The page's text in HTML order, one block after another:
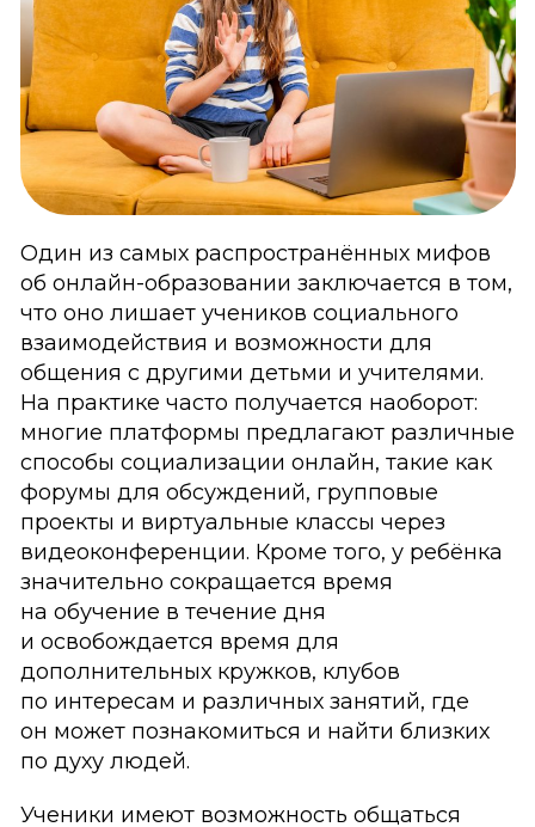
Один из самых распространённых мифов
об онлайн-образовании заключается в том,
что оно лишает учеников социального
взаимодействия и возможности для
общения с другими детьми и учителями.
На практике часто получается наоборот:
многие платформы предлагают различные
способы социализации онлайн, такие как
форумы для обсуждений, групповые
проекты и виртуальные классы через
видеоконференции. Кроме того, у ребёнка
значительно сокращается время
на обучение в течение дня
и освобождается время для
дополнительных кружков, клубов
по интересам и различных занятий, где
он может познакомиться и найти близких
по духу людей.
Ученики имеют возможность общаться